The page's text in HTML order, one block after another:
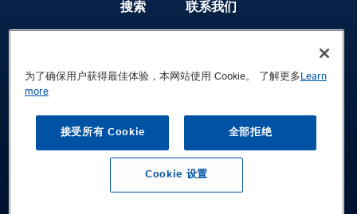
隐私政策
条款及条件
搜索 联系我们
Public © 2026 Demag Cranes & Components GmbH. All rights reserved.
德马格起重机械（上海）有限公司沪ICP备19026650号-1
为了确保用户获得最佳体验，本网站使用 Cookie。 了解更多Learn
more
接受所有 Cookie 全部拒绝
Cookie 设置